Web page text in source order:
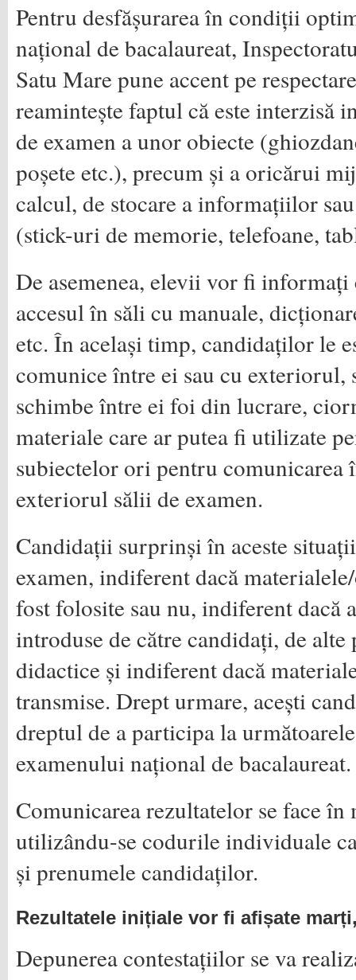
Pentru desfășurarea în condiții
național de bacalaureat,
Satu Mare pune accent pe
reamintește faptul că este interzisă
de examen a unor obiecte
poșete etc.), precum și a oricărui
calcul, de stocare a informațiilor
(stick-uri de memorie, telefoane,
De asemenea, elevii vor fi informați
accesul în săli cu manuale,
etc. În același timp, candidaților le
comunice între ei sau cu exteriorul,
schimbe între ei foi din lucrare,
materiale care ar putea fi utilizate
subiectelor ori pentru
exteriorul sălii de examen.
Candidații surprinși în aceste
examen, indiferent dacă
fost folosite sau nu, indiferent dacă
introduse de către candidați, de alte
didactice și indiferent dacă
transmise. Drept urmare, acești
dreptul de a participa la
examenului național de bacalaureat.
Comunicarea rezultatelor se face
utilizându-se codurile individuale
și prenumele candidaților.
Rezultatele inițiale vor fi afișate
Depunerea contestațiilor se va